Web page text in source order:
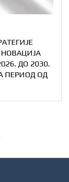
ДО 2030.
ПЕРИОД ОД